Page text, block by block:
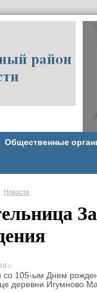
Общественные
Новости
г.
105-ым Днем
деревни Игумново